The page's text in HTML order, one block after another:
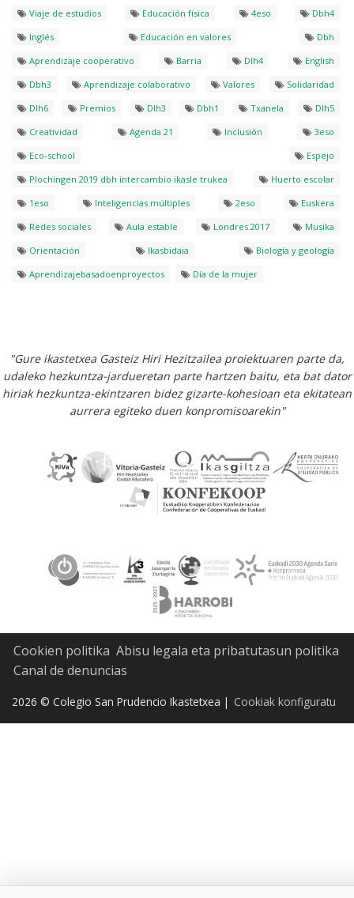
Viaje de estudios
Educación física 4eso
Dbh4
Inglés
Educación en valores
Dbh
Aprendizaje cooperativo
Barria Dlh4
English
Dbh3
Aprendizaje colaborativo Valores
Solidaridad
Dlh6
Premios Dlh3 Dbh1 Txanela
Dlh5
Creatividad
Agenda 21 Inclusión
3eso
Eco-school
Espejo
Plochingen 2019 dbh intercambio ikasle trukea
Huerto escolar
1eso
Inteligencias múltiples 2eso
Euskera
Redes sociales
Aula estable Londres 2017
Musika
Orientación
Ikasbidaia
Biología y geología
Aprendizajebasadoenproyectos
Día de la mujer
"Gure ikastetxea Gasteiz Hiri Hezitzailea proiektuaren parte da,
udaleko hezkuntza-jardueretan parte hartzen baitu, eta bat dator
hiriak hezkuntza-ekintzaren bidez gizarte-kohesioan eta ekitatean
aurrera egiteko duen konpromisoarekin"
Cookien politika Abisu legala eta pribatutasun politika
Canal de denuncias
2026 © Colegio San Prudencio Ikastetxea | Cookiak konfiguratu